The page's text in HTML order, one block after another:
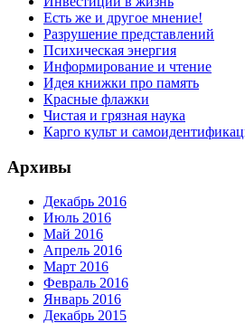
Есть же и другое мнение!
Разрушение представлений
Психическая энергия
Информирование и чтение
Идея книжки про память
Красные флажки
Чистая и грязная наука
Карго культ и
Архивы
Декабрь 2016
Июль 2016
Май 2016
Апрель 2016
Март 2016
Февраль 2016
Январь 2016
Декабрь 2015